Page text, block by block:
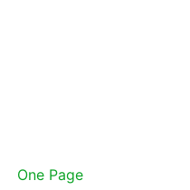
One Page